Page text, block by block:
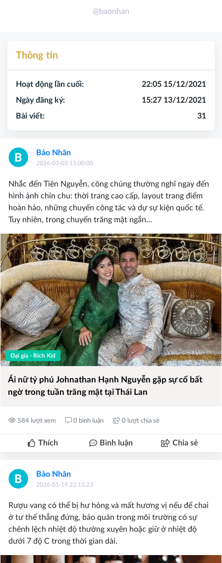
@baonhan
Bảo Nhân
2026-03-03 15:00:00
Nhắc đến Tiên Nguyễn, công chúng thường nghĩ ngay đến
hình ảnh chỉn chu: thời trang cao cấp, layout trang điểm
hoàn hảo, những chuyến công tác và dự sự kiện quốc tế.
Tuy nhiên, trong chuyến trăng mật ngắn...
Đại gia - Rich Kid
Ái nữ tỷ phú Johnathan Hạnh Nguyễn gặp sự cố bất
ngờ trong tuần trăng mật tại Thái Lan
584 lượt xem 0 bình luận 0 lượt chia sẻ
Thích Bình luận Chia sẻ
Bảo Nhân
2026-01-19 22:15:23
Rượu vang có thể bị hư hỏng và mất hương vị nếu để chai
ở tư thế thẳng đứng, bảo quản trong môi trường có sự
chênh lệch nhiệt độ thường xuyên hoặc giữ ở nhiệt độ
dưới 7 độ C trong thời gian dài.
Thông tin
Hoạt động lần cuối:
22:05 15/12/2021
Ngày đăng ký:
15:27 13/12/2021
Bài viết:
31